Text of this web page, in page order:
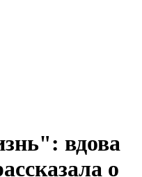
вдова
о